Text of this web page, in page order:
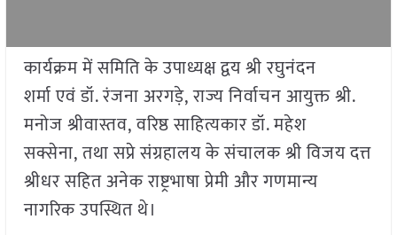
कार्यक्रम में समिति के उपाध्यक्ष द्वय श्री रघुनंदन
शर्मा एवं डॉ. रंजना अरगड़े, राज्य निर्वाचन आयुक्त श्री.
मनोज श्रीवास्तव, वरिष्ठ साहित्यकार डॉ. महेश
सक्सेना, तथा सप्रे संग्रहालय के संचालक श्री विजय दत्त
श्रीधर सहित अनेक राष्ट्रभाषा प्रेमी और गणमान्य
नागरिक उपस्थित थे।